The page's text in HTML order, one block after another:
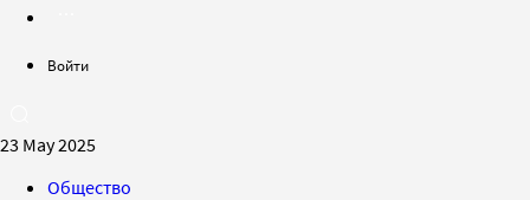
Войти
23 May 2025
Общество